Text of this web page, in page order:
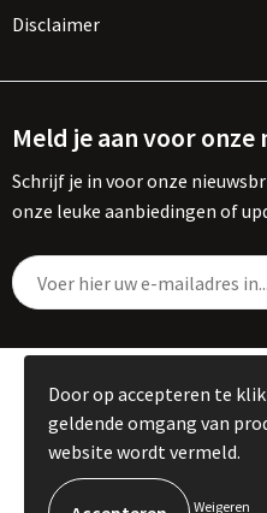
Disclaimer
Meld je aan voor
Schrijf je in voor onze
onze leuke aanbiedingen of
© Copyright
Door op accepteren te
geldende omgang van
website wordt vermeld.
Weigeren